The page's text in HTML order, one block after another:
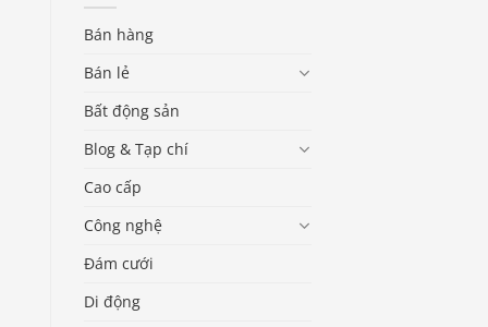
Bán hàng
Bán lẻ
Bất động sản
Blog & Tạp chí
Cao cấp
Công nghệ
Đám cưới
Di động